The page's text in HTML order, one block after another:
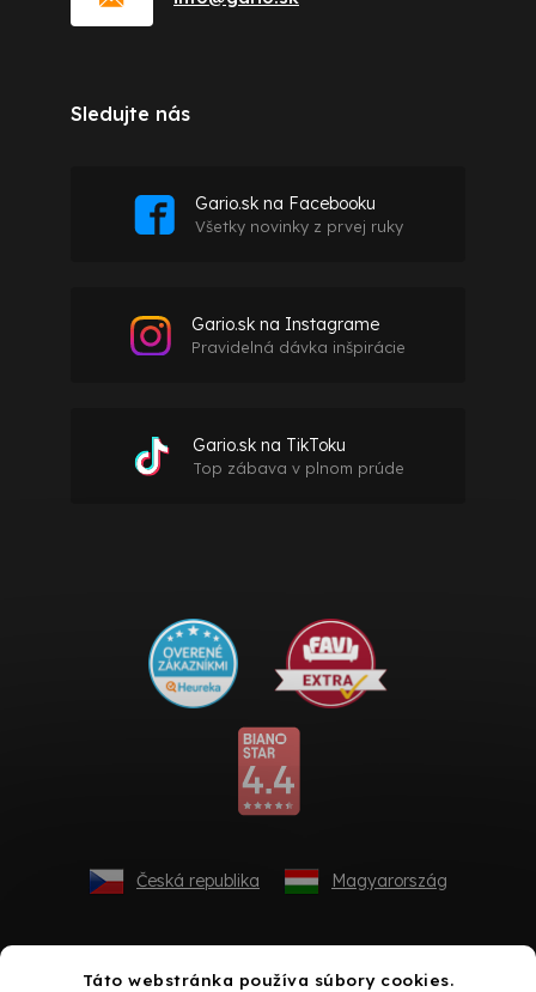
Táto webstránka používa súbory cookies.
Sledujte nás
Gario.sk na Facebooku
Všetky novinky z prvej ruky
Gario.sk na Instagrame
Pravidelná dávka inšpirácie
Gario.sk na TikToku
Top zábava v plnom prúde
Česká republika Magyarország